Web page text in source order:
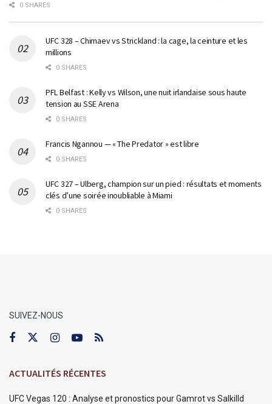
0 SHARES
UFC 328 – Chimaev vs Strickland : la cage, la ceinture et les
millions
0 SHARES
PFL Belfast : Kelly vs Wilson, une nuit irlandaise sous haute
tension au SSE Arena
0 SHARES
Francis Ngannou — « The Predator » est libre
0 SHARES
UFC 327 – Ulberg, champion sur un pied : résultats et moments
clés d’une soirée inoubliable à Miami
0 SHARES
SUIVEZ-NOUS
ACTUALITÉS RÉCENTES
UFC Vegas 120 : Analyse et pronostics pour Gamrot vs Salkilld